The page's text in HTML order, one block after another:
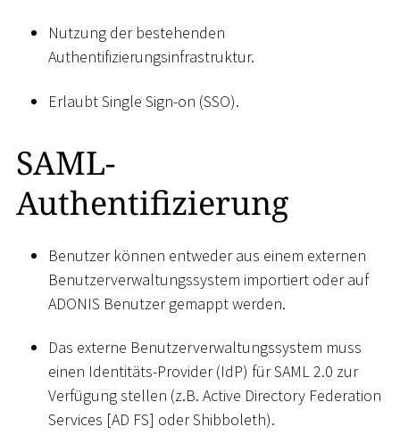
Nutzung der bestehenden
Authentifizierungsinfrastruktur.
Erlaubt Single Sign-on (SSO).
SAML-
Authentifizierung
Benutzer können entweder aus einem externen
Benutzerverwaltungssystem importiert oder auf
ADONIS Benutzer gemappt werden.
Das externe Benutzerverwaltungssystem muss
einen Identitäts-Provider (IdP) für SAML 2.0 zur
Verfügung stellen (z.B. Active Directory Federation
Services [AD FS] oder Shibboleth).